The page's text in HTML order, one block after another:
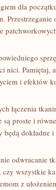
dla
Pamiętaj,
i efektów
łączenia
proste i
dokładne ⁢i
odwracanie
wszystkie
z